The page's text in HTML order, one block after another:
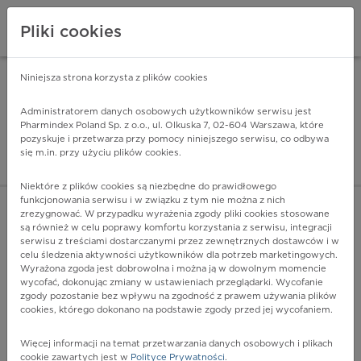
Pharmindex - lider
ZALOGUJ SIĘ
A63.8 - Inne określone choroby przenoszone głównie drogą
płciową
Więcej na lekiicd10.pl
Pliki cookies
Niniejsza strona korzysta z plików cookies
Administratorem danych osobowych użytkowników serwisu jest
Pharmindex Poland Sp. z o.o., ul. Olkuska 7, 02-604 Warszawa, które
pozyskuje i przetwarza przy pomocy niniejszego serwisu, co odbywa
się m.in. przy użyciu plików cookies.
Niektóre z plików cookies są niezbędne do prawidłowego
funkcjonowania serwisu i w związku z tym nie można z nich
zrezygnować. W przypadku wyrażenia zgody pliki cookies stosowane
są również w celu poprawy komfortu korzystania z serwisu, integracji
serwisu z treściami dostarczanymi przez zewnętrznych dostawców i w
celu śledzenia aktywności użytkowników dla potrzeb marketingowych.
Wyrażona zgoda jest dobrowolna i można ją w dowolnym momencie
wycofać, dokonując zmiany w ustawieniach przeglądarki. Wycofanie
zgody pozostanie bez wpływu na zgodność z prawem używania plików
cookies, którego dokonano na podstawie zgody przed jej wycofaniem.
Więcej informacji na temat przetwarzania danych osobowych i plikach
cookie zawartych jest w Polityce Prywatności.
ZA DARMO - w Google Play INSTALUJ